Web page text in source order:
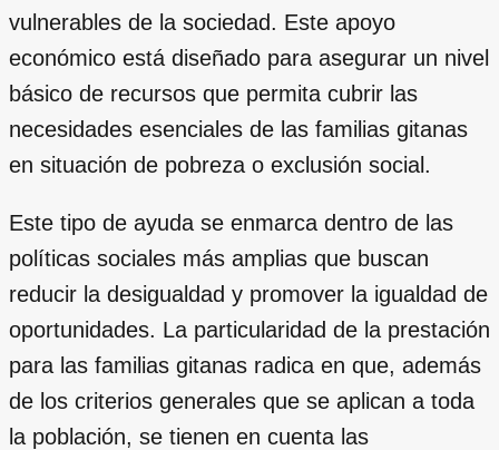
vulnerables de la sociedad. Este apoyo
económico está diseñado para asegurar un nivel
básico de recursos que permita cubrir las
necesidades esenciales de las familias gitanas
en situación de pobreza o exclusión social.
Este tipo de ayuda se enmarca dentro de las
políticas sociales más amplias que buscan
reducir la desigualdad y promover la igualdad de
oportunidades. La particularidad de la prestación
para las familias gitanas radica en que, además
de los criterios generales que se aplican a toda
la población, se tienen en cuenta las